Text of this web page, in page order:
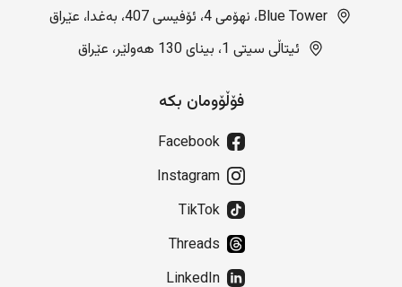
Blue Tower، نهۆمی 4، ئۆفیسی 407، بەغدا، عێراق
ئیتاڵی سیتی 1، بینای 130 هەولێر، عێراق
فۆڵۆومان بکە
Facebook
Instagram
TikTok
Threads
LinkedIn